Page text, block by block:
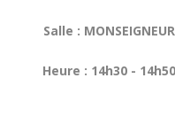
Salle : MONSEIGNEUR
Heure : 14h30 - 14h50